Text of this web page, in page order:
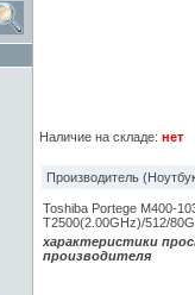
Наличие на складе: нет
Производитель
Toshiba Portege M400-
T2500(2.00GHz)/512/
характеристики
производителя